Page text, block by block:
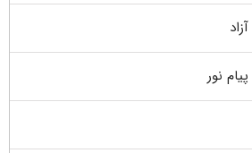
نور